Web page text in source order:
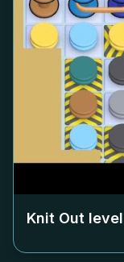
Knit Out level